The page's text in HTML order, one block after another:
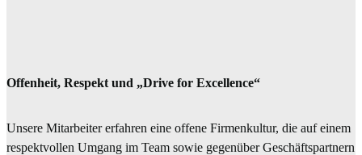
Offenheit, Respekt und „Drive for Excellence“
Unsere Mitarbeiter erfahren eine offene Firmenkultur, die auf einem
respektvollen Umgang im Team sowie gegenüber Geschäftspartnern